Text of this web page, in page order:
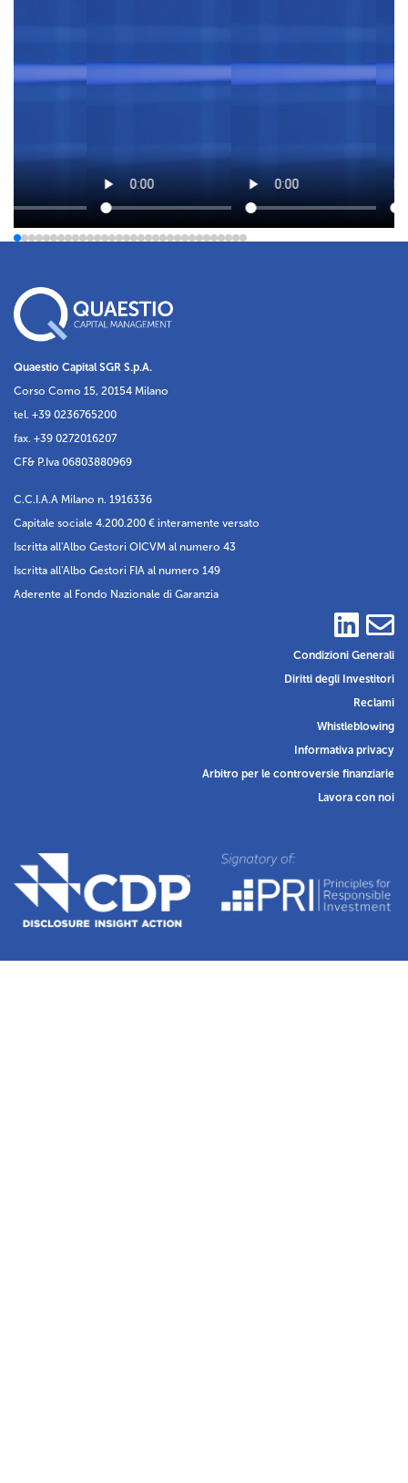
Quaestio Capital SGR S.p.A.
Corso Como 15, 20154 Milano
tel. +39 0236765200
fax. +39 0272016207
CF& P.Iva 06803880969
C.C.I.A.A Milano n. 1916336
Capitale sociale 4.200.200 € interamente versato
Iscritta all'Albo Gestori OICVM al numero 43
Iscritta all'Albo Gestori FIA al numero 149
Aderente al Fondo Nazionale di Garanzia
Condizioni Generali
Diritti degli Investitori
Reclami
Whistleblowing
Informativa privacy
Arbitro per le controversie finanziarie
Lavora con noi